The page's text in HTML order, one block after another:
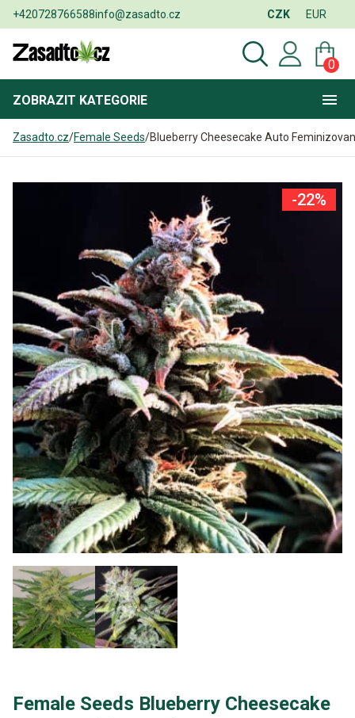
+420728766588info@zasadto.cz CZK EUR
0
ZOBRAZIT KATEGORIE
Zasadto.cz/Female Seeds/Blueberry Cheesecake Auto
Female Seeds Blueberry Cheesecake
-22%